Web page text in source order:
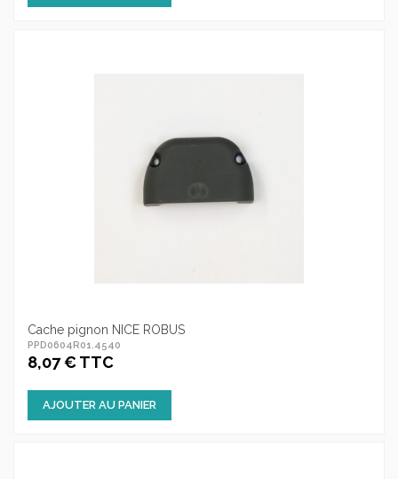
Cache pignon NICE ROBUS
PPD0604R01.4540
8,07 € TTC
AJOUTER AU PANIER